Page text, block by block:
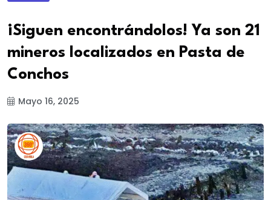
¡Siguen encontrándolos! Ya son 21
mineros localizados en Pasta de
Conchos
Mayo 16, 2025